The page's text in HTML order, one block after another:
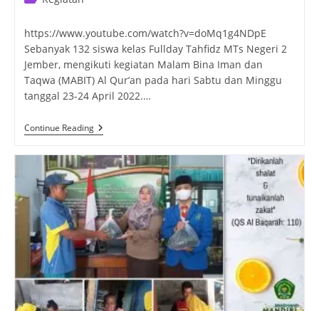
https://www.youtube.com/watch?v=doMq1g4NDpE
Sebanyak 132 siswa kelas Fullday Tahfidz MTs Negeri 2
Jember, mengikuti kegiatan Malam Bina Iman dan
Taqwa (MABIT) Al Qur’an pada hari Sabtu dan Minggu
tanggal 23-24 April 2022.…
Continue ReadingMalam
Bina
&
Taqwa